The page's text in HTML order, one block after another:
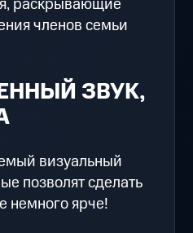
членов семьи
ЗВУК,
визуальный
позволят сделать
ярче!